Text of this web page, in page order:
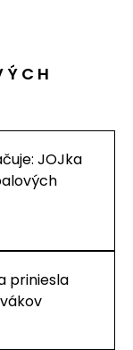
JOJka
priniesla